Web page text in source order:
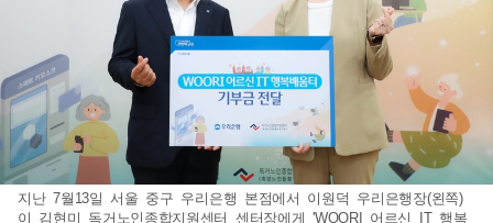
지난 7월13일 서울 중구 우리은행 본점에서 이원덕 우리은행장(왼쪽)
이 김현미 독거노인종합지원센터 센터장에게 'WOORI 어르신 IT 행복